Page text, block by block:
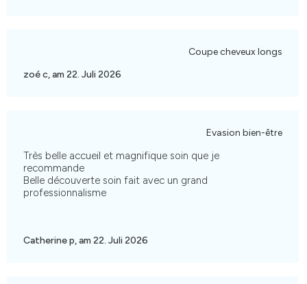
Coupe cheveux longs
zoé c, am 22. Juli 2026
Evasion bien-être
Très belle accueil et magnifique soin que je
recommande
Belle découverte soin fait avec un grand
professionnalisme
Catherine p, am 22. Juli 2026